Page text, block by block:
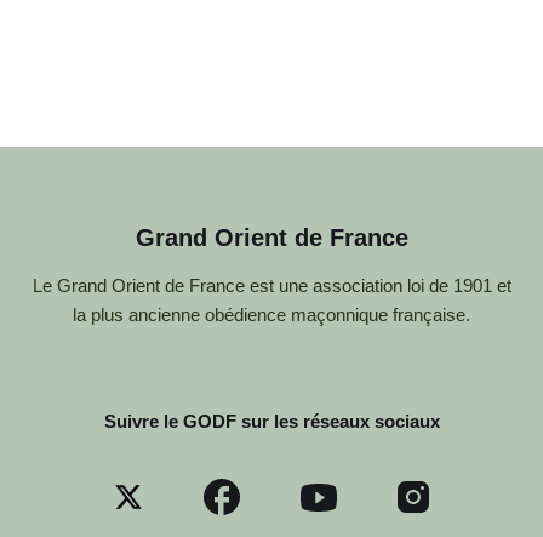
Grand Orient de France
Le Grand Orient de France est une association loi de 1901 et
la plus ancienne obédience maçonnique française.
Suivre le GODF sur les réseaux sociaux